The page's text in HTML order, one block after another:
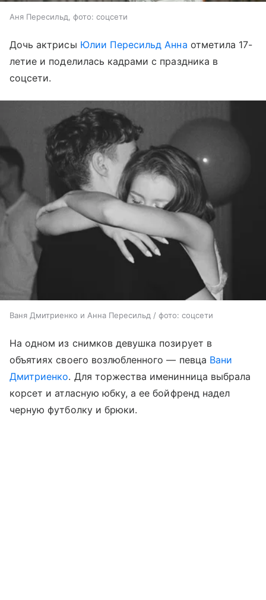
Аня Пересильд, фото: соцсети
Дочь актрисы Юлии Пересильд Анна отметила 17-
летие и поделилась кадрами с праздника в
соцсети.
Ваня Дмитриенко и Анна Пересильд / фото: соцсети
На одном из снимков девушка позирует в
объятиях своего возлюбленного — певца Вани
Дмитриенко. Для торжества именинница выбрала
корсет и атласную юбку, а ее бойфренд надел
черную футболку и брюки.